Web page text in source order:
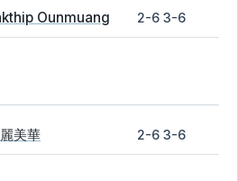
Ounmuang 2-6 3-6
美華 2-6 3-6